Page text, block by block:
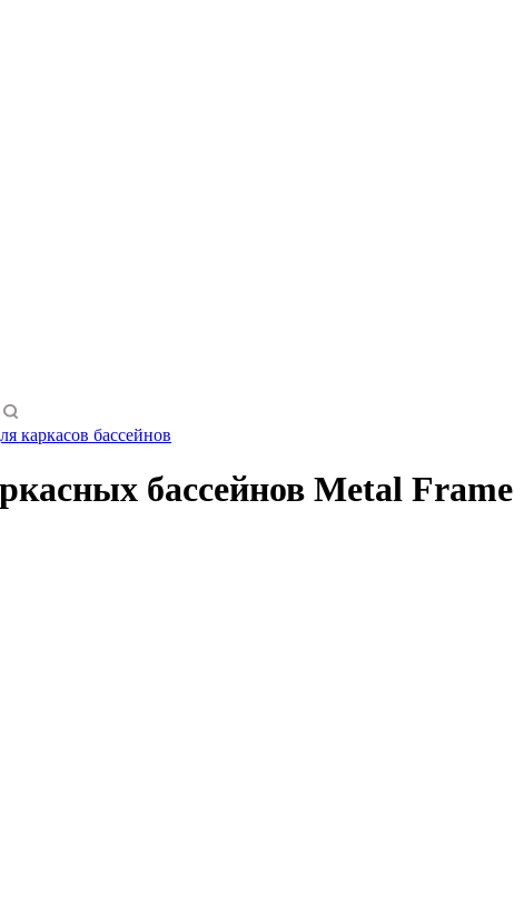
каркасов бассейнов
бассейнов Metal Frame